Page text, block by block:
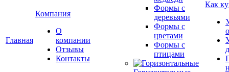
Главная
Компания
О
компании
Отзывы
Контакты
Формы с
деревьями
Формы с
цветами
Формы с
птицами
Как